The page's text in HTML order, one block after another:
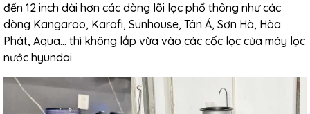
đến 12 inch dài hơn các dòng lõi lọc phổ thông như các
dòng Kangaroo, Karofi, Sunhouse, Tân Á, Sơn Hà, Hòa
Phát, Aqua... thì không lắp vừa vào các cốc lọc của máy lọc
nước hyundai